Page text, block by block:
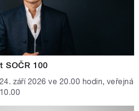
SOČR 100
září 2026 ve 20.00 hodin, veřejná